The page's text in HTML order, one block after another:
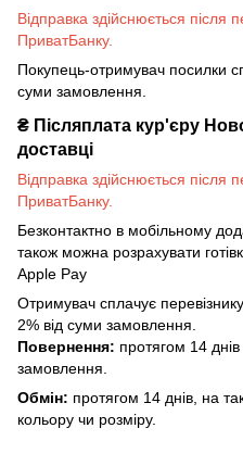
Відправка здійснюється після
ПриватБанку.
Покупець-отримувач посилки
суми замовлення.
₴ Післяплата кур'єру
доставці
Відправка здійснюється після
ПриватБанку.
Безконтактно в мобільному
також можна розрахувати
Apple Pay
Отримувач сплачує
2% від суми замовлення.
Повернення: протягом 14
замовлення.
Обмін: протягом 14 днів, на
кольору чи розміру.